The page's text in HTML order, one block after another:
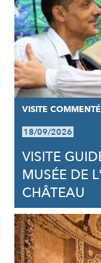
VISITE
18/09/2026
VISITE
MUSÉE DE
CHÂTEAU